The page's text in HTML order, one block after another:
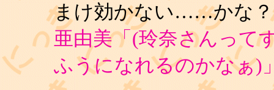
まけ効かない……かな
亜由美「(玲奈さんって
ふうになれるのかなぁ)